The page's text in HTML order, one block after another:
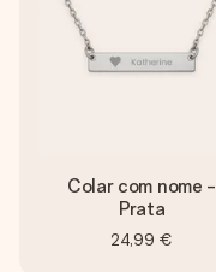
Colar com nome -
Prata
24,99 €